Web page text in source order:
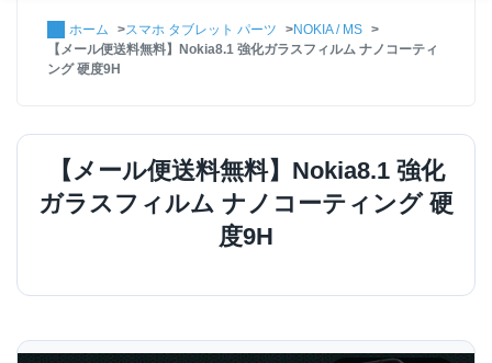
ホーム スマホ タブレット パーツ
NOKIA / MS
【メール便送料無料】Nokia8.1 強化ガラスフィルム ナノコーティ
ング 硬度9H
【メール便送料無料】Nokia8.1 強化
ガラスフィルム ナノコーティング 硬
度9H